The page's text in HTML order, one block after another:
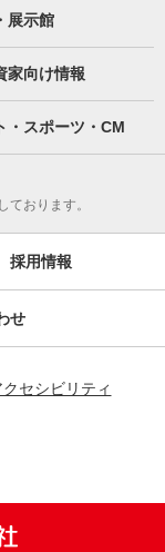
展示館
家向け情報
・スポーツ・CM
ております。
採用情報
せ
セシビリティ